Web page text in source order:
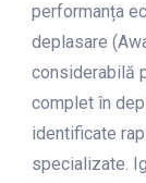
performanța
deplasare
considerabilă
complet în
identificate
specializate.